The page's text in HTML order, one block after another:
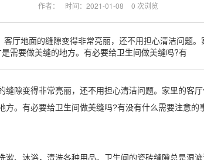
作者： 时间：2021-01-08 0 次浏览
厅地面的缝隙变得非常亮丽，还不用担心清洁问题
需要做美缝的地方。有必要给卫生间做美缝吗?有
隙变得非常亮丽，还不用担心清洁问题。家里的客
方。有必要给卫生间做美缝吗?有没有什么需要注意的
漱、沐浴，清洗各种用品。卫生间的瓷砖缝隙总是湿